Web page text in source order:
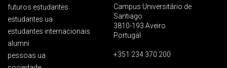
futuros estudantes
estudantes ua
estudantes internacionais
alumni
pessoas ua
Campus Universitário de
Santiago
3810-193 Aveiro
Portugal
+351 234 370 200